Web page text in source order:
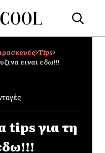
Tips
ειναι εδω!!!
tips για τη